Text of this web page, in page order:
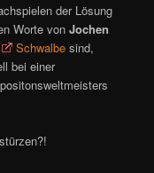
der Lösung
Worte vonJochen
Schwalbe sind,
bei einer